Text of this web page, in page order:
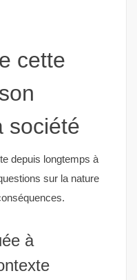
cette
société
depuis longtemps à
sur la nature
à